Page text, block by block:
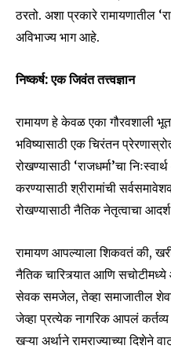
ठरतो. अशा प्रकारे रामायणातील
अविभाज्य भाग आहे.
निष्कर्ष: एक जिवंत तत्त्वज्ञान
रामायण हे केवळ एका गौरवशाली
भविष्यासाठी एक चिरंतन
रोखण्यासाठी ‘राजधर्मा’चा
करण्यासाठी श्रीरामांची
रोखण्यासाठी नैतिक नेतृत्वाचा
रामायण आपल्याला शिकवतं की,
नैतिक चारित्र्यात आणि
सेवक समजेल, तेव्हा समाजातील
जेव्हा प्रत्येक नागरिक आपलं
खऱ्या अर्थाने रामराज्याच्या दिशेने